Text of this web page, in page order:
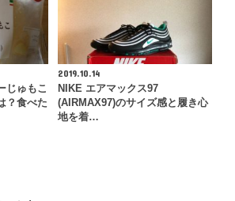
じゅもこ
？食べた
2019.10.14
NIKE エアマックス97
(AIRMAX97)のサイズ感と履き心
地を着…